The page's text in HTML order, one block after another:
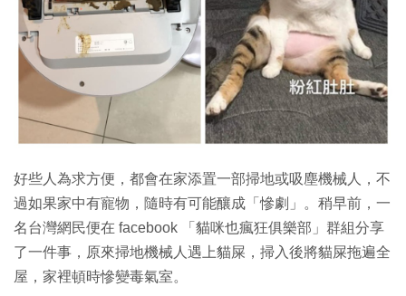
Enterprise Digital Transformation
特集
好些人為求方便，都會在家添置一部掃地或吸塵機械人，不
過如果家中有寵物，隨時有可能釀成「慘劇」。稍早前，一
名台灣網民便在 facebook 「貓咪也瘋狂俱樂部」群組分享
了一件事，原來掃地機械人遇上貓屎，掃入後將貓屎拖遍全
屋，家裡頓時慘變毒氣室。